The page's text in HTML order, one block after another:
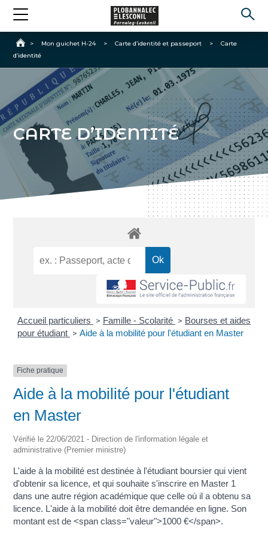
Accueil
> Mon guichet H-24 > Carte d’identité et passeport >
Carte
d’identité
CARTE D’IDENTITÉ
Accueil particuliers > Famille - Scolarité > Bourses et aides
pour étudiant > Aide à la mobilité pour l'étudiant en Master
Fiche pratique
Aide à la mobilité pour l'étudiant
en Master
Vérifié le 22/06/2021 - Direction de l'information légale et
administrative (Premier ministre)
L'aide à la mobilité est destinée à l'étudiant boursier qui vient
d'obtenir sa licence, et qui souhaite s'inscrire en Master 1
dans une autre région académique que celle où il a obtenu sa
licence. L'aide à la mobilité doit être demandée en ligne. Son
montant est de <span class="valeur">1000 €</span>.